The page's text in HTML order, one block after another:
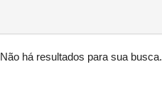
Não há resultados para sua busca.